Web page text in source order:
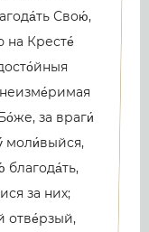
Свою́,
на Кресте́
за враги́
моли́выйся,
за них;
отве́рзый,